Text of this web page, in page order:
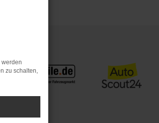
werden
zu schalten,